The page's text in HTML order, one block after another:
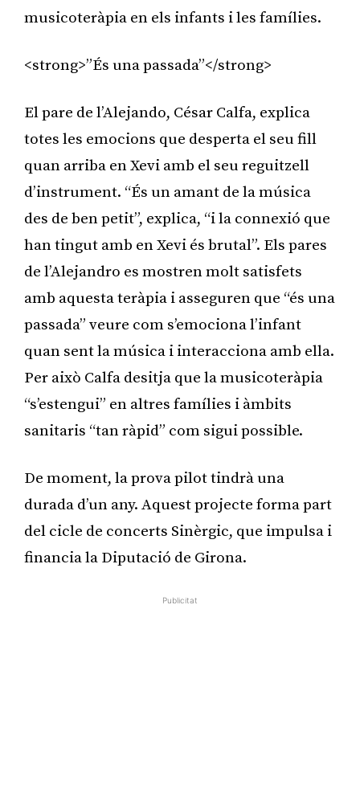
musicoteràpia en els infants i les famílies.
<strong>”És una passada”</strong>
El pare de l’Alejando, César Calfa, explica
totes les emocions que desperta el seu fill
quan arriba en Xevi amb el seu reguitzell
d’instrument. “És un amant de la música
des de ben petit”, explica, “i la connexió que
han tingut amb en Xevi és brutal”. Els pares
de l’Alejandro es mostren molt satisfets
amb aquesta teràpia i asseguren que “és una
passada” veure com s’emociona l’infant
quan sent la música i interacciona amb ella.
Per això Calfa desitja que la musicoteràpia
“s’estengui” en altres famílies i àmbits
sanitaris “tan ràpid” com sigui possible.
De moment, la prova pilot tindrà una
durada d’un any. Aquest projecte forma part
del cicle de concerts Sinèrgic, que impulsa i
financia la Diputació de Girona.
Publicitat